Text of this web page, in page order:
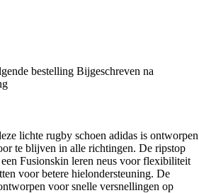
bestelling Bijgeschreven na
lichte rugby schoen adidas is ontworpen
te blijven in alle richtingen. De ripstop
Fusionskin leren neus voor flexibiliteit
voor betere hielondersteuning. De
voor snelle versnellingen op